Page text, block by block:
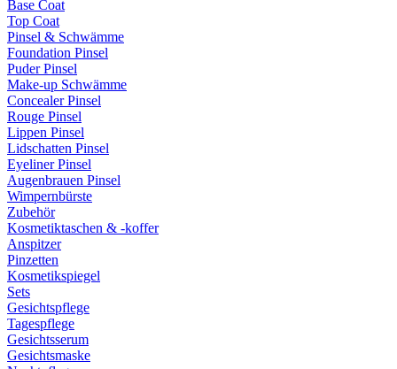
Base Coat
Top Coat
Pinsel & Schwämme
Foundation Pinsel
Puder Pinsel
Make-up Schwämme
Concealer Pinsel
Rouge Pinsel
Lippen Pinsel
Lidschatten Pinsel
Eyeliner Pinsel
Augenbrauen Pinsel
Wimpernbürste
Zubehör
Kosmetiktaschen & -koffer
Anspitzer
Pinzetten
Kosmetikspiegel
Sets
Gesichtspflege
Tagespflege
Gesichtsserum
Gesichtsmaske